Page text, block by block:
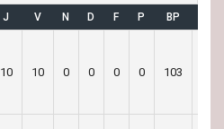
J V N D F P BP
10 10 0 0 0 0 103